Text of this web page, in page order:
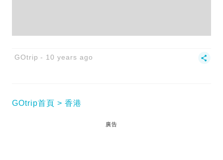
GOtrip 10 years ago
GOtrip首頁 香港
廣告